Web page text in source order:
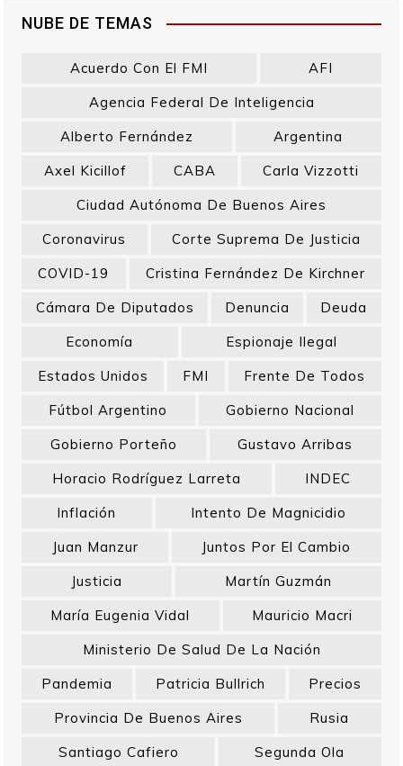
NUBE DE TEMAS
Acuerdo Con El FMI
AFI
Agencia Federal De Inteligencia
Alberto Fernández
Argentina
Axel Kicillof
CABA
Carla Vizzotti
Ciudad Autónoma De Buenos Aires
Coronavirus
Corte Suprema De Justicia
COVID-19
Cristina Fernández De Kirchner
Cámara De Diputados
Denuncia
Deuda
Economía
Espionaje Ilegal
Estados Unidos
FMI
Frente De Todos
Fútbol Argentino
Gobierno Nacional
Gobierno Porteño
Gustavo Arribas
Horacio Rodríguez Larreta
INDEC
Inflación
Intento De Magnicidio
Juan Manzur
Juntos Por El Cambio
Justicia
Martín Guzmán
María Eugenia Vidal
Mauricio Macri
Ministerio De Salud De La Nación
Pandemia
Patricia Bullrich
Precios
Provincia De Buenos Aires
Rusia
Santiago Cafiero
Segunda Ola